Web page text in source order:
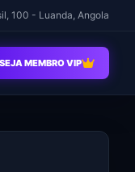
100 - Luanda, Angola
SEJA MEMBRO VIP